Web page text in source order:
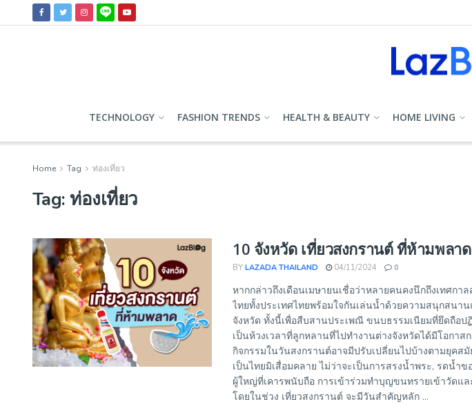
TECHNOLOGY FASHION TRENDS HEALTH & BEAUTY HOME LIVING
Home Tag ท่องเที่ยว
Tag:ท่องเที่ยว
10 จังหวัด เที่ยวสงกรานต์ ที่ห้ามพลาด
BY LAZADA THAILAND 04/11/2024 0
หากกล่าวถึงเดือนเมษายนเชื่อว่าหลายคนคงนึกถึงเทศกา
ไทยทั้งประเทศไทยพร้อมใจกันเล่นน้ำด้วยความสนุกสนา
จังหวัด ทั้งนี้เพื่อสืบสานประเพณี ขนบธรรมเนียมที่ยึดถือ
เป็นห้วงเวลาที่ลูกหลานที่ไปทำงานต่างจังหวัดได้มีโอกา
กิจกรรมในวันสงกรานต์อาจมีปรับเปลี่ยนไปบ้างตามยุคส
เป็นไทยมิเสื่อมคลาย ไม่ว่าจะเป็นการสรงน้ำพระ, รดน้ำ
ผู้ใหญ่ที่เคารพนับถือ การเข้าร่วมทำบุญขนทรายเข้าวัดแ
โดยในช่วง เที่ยวสงกรานต์ จะมีวันสำคัญหลัก ...